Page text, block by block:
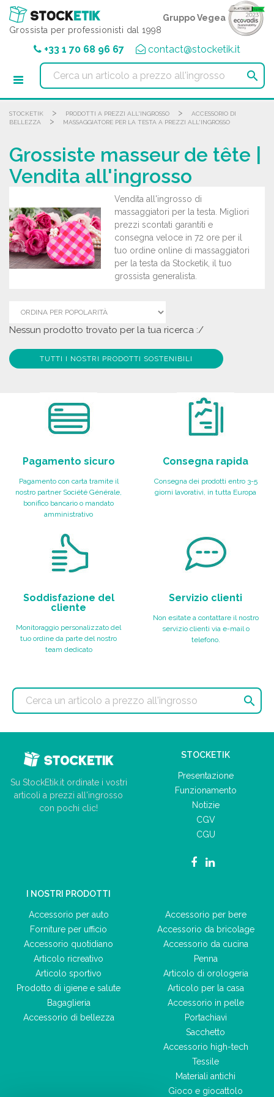
Grossista per professionisti dal 1998
Gruppo Vegea
+33 1 70 68 96 67 contact@stocketik.it

STOCKETIK > PRODOTTI A PREZZI ALL'INGROSSO >
ACCESSORIO DI
BELLEZZA
> MASSAGGIATORE PER LA TESTA A PREZZI ALL'INGROSSO
Grossiste masseur de tête |
Vendita all'ingrosso
Vendita all'ingrosso di
massaggiatori per la testa. Migliori
prezzi scontati garantiti e
consegna veloce in 72 ore per il
tuo ordine online di massaggiatori
per la testa da Stocketik, il tuo
grossista generalista.
Nessun prodotto trovato per la tua ricerca :/
TUTTI I NOSTRI PRODOTTI SOSTENIBILI
Pagamento sicuro
Pagamento con carta tramite il
nostro partner Société Générale,
bonifico bancario o mandato
amministrativo
Consegna rapida
Consegna dei prodotti entro 3-5
giorni lavorativi, in tutta Europa
Soddisfazione del
cliente
Monitoraggio personalizzato del
tuo ordine da parte del nostro
team dedicato
Servizio clienti
Non esitate a contattare il nostro
servizio clienti via e-mail o
telefono.

Su StockEtik.it ordinate i vostri
articoli a prezzi all'ingrosso
con pochi clic!
STOCKETIK
Presentazione
Funzionamento
Notizie
CGV
CGU
I NOSTRI PRODOTTI
Accessorio per auto
Forniture per ufficio
Accessorio quotidiano
Articolo ricreativo
Articolo sportivo
Prodotto di igiene e salute
Bagaglieria
Accessorio di bellezza
Accessorio per bere
Accessorio da bricolage
Accessorio da cucina
Penna
Articolo di orologeria
Articolo per la casa
Accessorio in pelle
Portachiavi
Sacchetto
Accessorio high-tech
Tessile
Materiali antichi
Gioco e giocattolo
Pannello di gestione dei cookies